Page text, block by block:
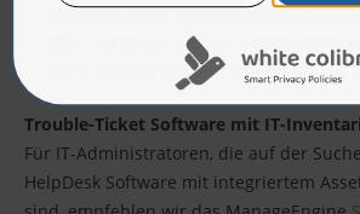
ManageEngine AssetExplorer zeigen,
oder Hersteller welche Lizenzkosten
Sie frühzeitig um und sparen Sie viel
Trouble-Ticket Software mit IT-
Für IT-Administratoren, die auf der
HelpDesk Software mit integriertem